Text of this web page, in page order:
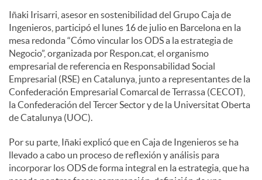
l
e
s
Iñaki Irisarri, asesor en sostenibilidad del Grupo Caja de
Ingenieros, participó el lunes 16 de julio en Barcelona en la
mesa redonda “Cómo vincular los ODS a la estrategia de
Negocio”, organizada por Respon.cat, el organismo
empresarial de referencia en Responsabilidad Social
Empresarial (RSE) en Catalunya, junto a representantes de la
Confederación Empresarial Comarcal de Terrassa (CECOT),
la Confederación del Tercer Sector y de la Universitat Oberta
de Catalunya (UOC).
Por su parte, Iñaki explicó que en Caja de Ingenieros se ha
llevado a cabo un proceso de reflexión y análisis para
incorporar los ODS de forma integral en la estrategia, que ha